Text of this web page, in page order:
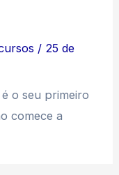
/ 25 de
o seu primeiro
comece a